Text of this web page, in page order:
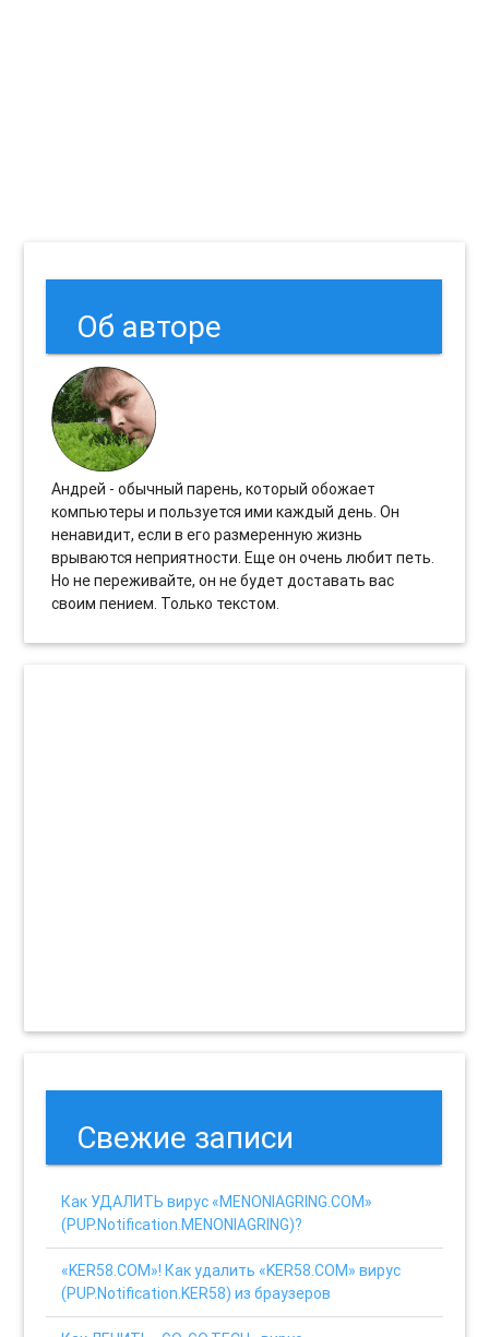
Об авторе
Андрей - обычный парень, который обожает
компьютеры и пользуется ими каждый день. Он
ненавидит, если в его размеренную жизнь
врываются неприятности. Еще он очень любит петь.
Но не переживайте, он не будет доставать вас
своим пением. Только текстом.
Свежие записи
Как УДАЛИТЬ вирус «MENONIAGRING.COM»
(PUP.Notification.MENONIAGRING)?
«KER58.COM»! Как удалить «KER58.COM» вирус
(PUP.Notification.KER58) из браузеров